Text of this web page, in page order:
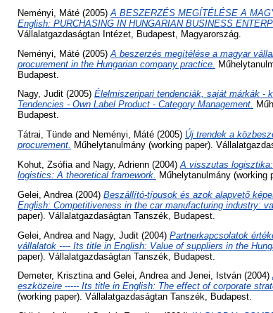
Neményi, Máté (2005) A BESZERZÉS MEGÍTÉLÉSE A
English: PURCHASING IN HUNGARIAN BUSINESS
Vállalatgazdaságtan Intézet, Budapest, Magyarország.
Neményi, Máté (2005) A beszerzés megítélése a magyar
procurement in the Hungarian company practice.
Budapest.
Nagy, Judit (2005) Élelmiszeripari tendenciák, saját márkák -
Tendencies - Own Label Product - Category Management.
Budapest.
Tátrai, Tünde and Neményi, Máté (2005) Új trendek a
procurement. Műhelytanulmány (working paper).
Kohut, Zsófiaand Nagy, Adrienn (2004)A visszutas
logistics: A theoretical framework. Műhelytanulmány (working
Gelei, Andrea (2004) Beszállító-típusok és azok alapvető
English: Competitiveness in the car manufacturing industry:
paper). Vállalatgazdaságtan Tanszék, Budapest.
Gelei, Andrea and Nagy, Judit (2004) Partnerkapcsolatok
vállalatok ---- Its title in English: Value of suppliers in the
paper). Vállalatgazdaságtan Tanszék, Budapest.
Demeter, Krisztinaand Gelei, Andreaand Jenei, István (2004)
eszközeire ----- Its title in English: The effect of corporate
(working paper). Vállalatgazdaságtan Tanszék, Budapest.